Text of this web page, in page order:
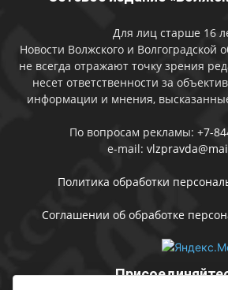
Для лиц старше 16
Новости Волжского и Волгоградской
не всегда отражают точку зрения
несет ответственности за
информации и мнения,
По вопросам рекламы: +7-
e-mail:
Политика обработки
Соглашении об обработке